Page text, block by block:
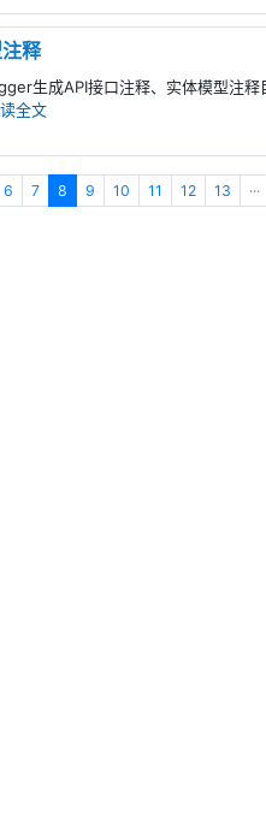
释
生成API接口注释、实体模型注
全文
6 7 8 9 10 11 12 13 ···